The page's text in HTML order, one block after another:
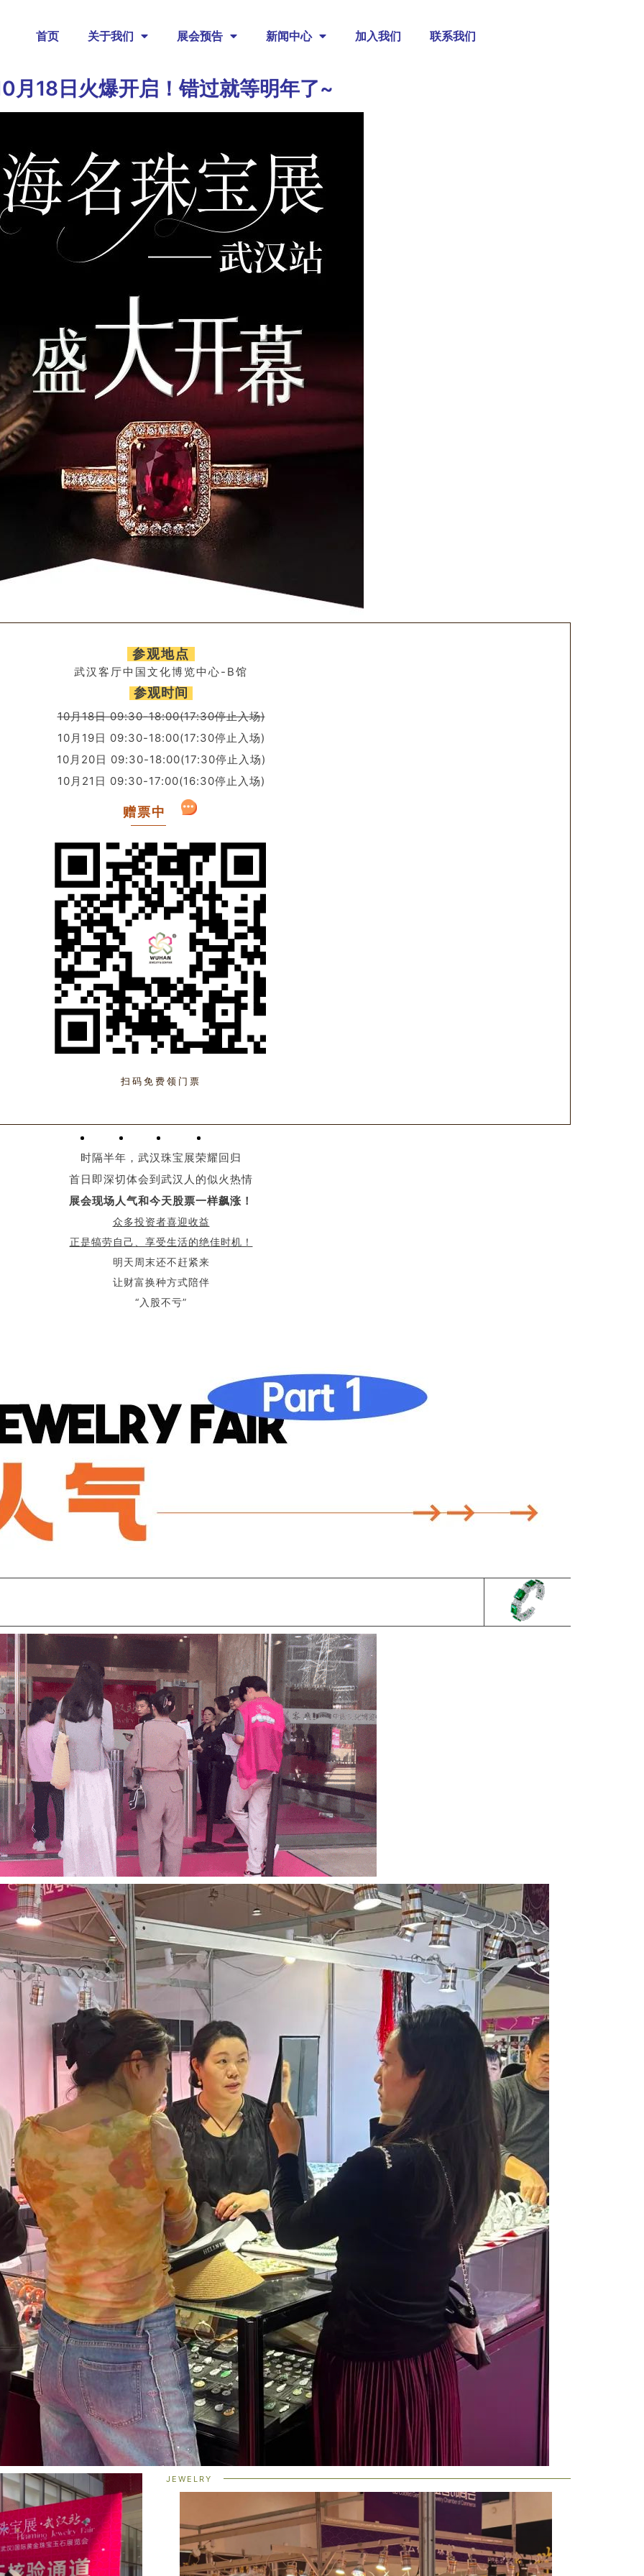
首页 关于我们 展会预告 新闻中心 加入我们 联系我们
月18日火爆开启！错过就等明年了~
参观地点
武汉客厅中国文化博览中心-B馆
参观时间
10月18日 09:30-18:00(17:30停止入场)
10月19日 09:30-18:00(17:30停止入场)
10月20日 09:30-18:00(17:30停止入场)
10月21日 09:30-17:00(16:30停止入场)
赠票中
扫码免费领门票
时隔半年，武汉珠宝展荣耀回归
首日即深切体会到武汉人的似火热情
展会现场人气和今天股票一样飙涨！
众多投资者喜迎收益
正是犒劳自己、享受生活的绝佳时机！
明天周末还不赶紧来
让财富换种方式陪伴
“入股不亏”
JEWELRY